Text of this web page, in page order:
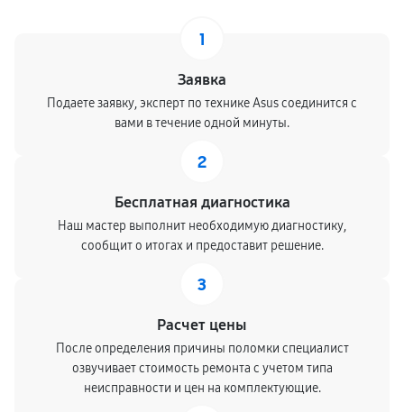
1
Заявка
Подаете заявку, эксперт по технике Asus соединится с
вами в течение одной минуты.
2
Бесплатная диагностика
Наш мастер выполнит необходимую диагностику,
сообщит о итогах и предоставит решение.
3
Расчет цены
После определения причины поломки специалист
озвучивает стоимость ремонта с учетом типа
неисправности и цен на комплектующие.